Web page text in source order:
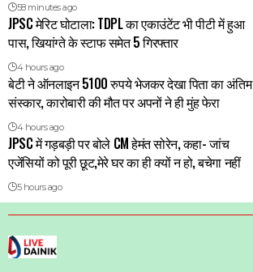
58 minutes ago
JPSC मेरिट घोटाला: TDPL का एकाउंटेंट भी पीटी में हुआ
पास, खियांग्ते के स्टाफ समेत 5 गिरफ्तार
4 hours ago
बेटी ने ऑनलाइन 5100 रुपये भेजकर देखा पिता का अंतिम
संस्कार, कारोबारी की मौत पर अपनों ने ही मुंह फेरा
4 hours ago
JPSC में गड़बड़ी पर बोले CM हेमंत सोरेन, कहा- जांच
एजेंसियों को पूरी छूट,मेरे घर का ही क्यों न हो, बचेगा नहीं
5 hours ago